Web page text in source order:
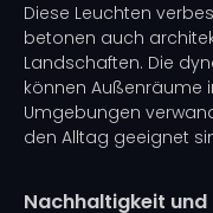
Diese Leuchten
betonen auch
Landschaften. Die
können
Umgebungen
den Alltag geeignet
Nachhaltigkeit und